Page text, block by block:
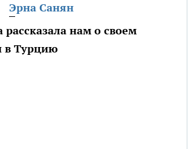
Эрна Санян
нам о своем
в Турцию